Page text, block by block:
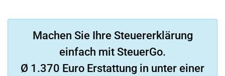
Machen Sie Ihre Steuererklärung
einfach mit SteuerGo.
Ø 1.370 Euro Erstattung in unter einer